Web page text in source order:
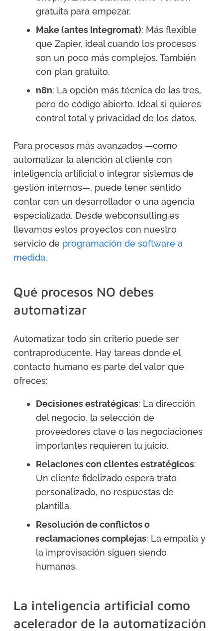
gratuita para empezar.
Make (antes Integromat): Más flexible
que Zapier, ideal cuando los procesos
son un poco más complejos. También
con plan gratuito.
n8n: La opción más técnica de las tres,
pero de código abierto. Ideal si quieres
control total y privacidad de los datos.
Para procesos más avanzados —como
automatizar la atención al cliente con
inteligencia artificial o integrar sistemas de
gestión internos—, puede tener sentido
contar con un desarrollador o una agencia
especializada. Desde webconsulting.es
llevamos estos proyectos con nuestro
servicio de programación de software a
medida.
Qué procesos NO debes
automatizar
Automatizar todo sin criterio puede ser
contraproducente. Hay tareas donde el
contacto humano es parte del valor que
ofreces:
Decisiones estratégicas: La dirección
del negocio, la selección de
proveedores clave o las negociaciones
importantes requieren tu juicio.
Relaciones con clientes estratégicos:
Un cliente fidelizado espera trato
personalizado, no respuestas de
plantilla.
Resolución de conflictos o
reclamaciones complejas: La empatía y
la improvisación siguen siendo
humanas.
La inteligencia artificial como
acelerador de la automatización